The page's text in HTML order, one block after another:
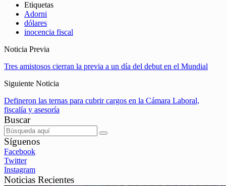
Etiquetas
Adorni
dólares
inocencia fiscal
Noticia Previa
Tres amistosos cierran la previa a un día del debut en el Mundial
Siguiente Noticia
Defineron las ternas para cubrir cargos en la Cámara Laboral,
fiscalía y asesoría
Buscar
Síguenos
Facebook
Twitter
Instagram
Noticias Recientes